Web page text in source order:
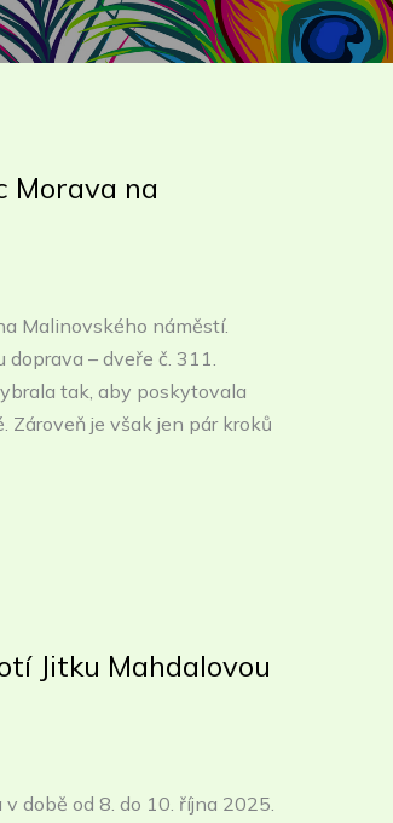
Morava na
Malinovského náměstí.
– dveře č. 311.
tak, aby poskytovala
Zároveň je však jen pár kroků
Jitku Mahdalovou
době od 8. do 10. října 2025.